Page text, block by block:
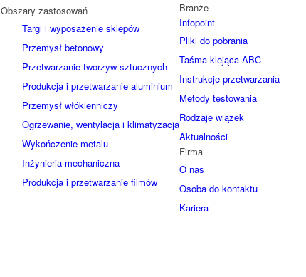
Branże
Obszary zastosowań
Targi i wyposażenie sklepów
Przemysł betonowy
Przetwarzanie tworzyw sztucznych
Produkcja i przetwarzanie aluminium
Przemysł włókienniczy
Ogrzewanie, wentylacja i klimatyzacja
Wykończenie metalu
Inżynieria mechaniczna
Produkcja i przetwarzanie filmów
Infopoint
Pliki do pobrania
Taśma klejąca ABC
Instrukcje przetwarzania
Metody testowania
Rodzaje wiązek
Aktualności
Firma
O nas
Osoba do kontaktu
Kariera